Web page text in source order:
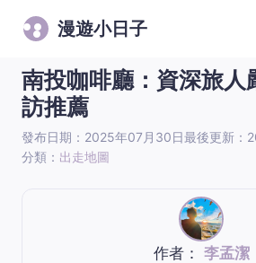
漫遊小日子
南投咖啡廳：資深旅人
訪推薦
發布日期：2025年07月30日最後更新：
分類： 出走地圖
作者： 李孟潔